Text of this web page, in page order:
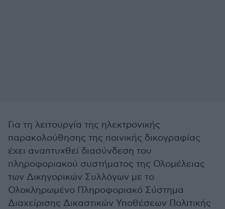
Για τη λειτουργία της ηλεκτρονικής
παρακολούθησης της ποινικής δικογραφίας
έχει αναπτυχθεί διασύνδεση του
πληροφοριακού συστήματος της Ολομέλειας
των Δικηγορικών Συλλόγων με το
Ολοκληρωμένο Πληροφοριακό Σύστημα
Διαχείρισης Δικαστικών Υποθέσεων Πολιτικής